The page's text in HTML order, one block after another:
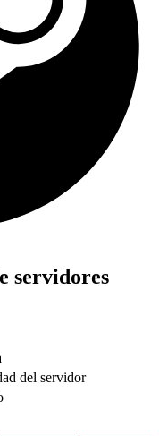
servidores
del servidor